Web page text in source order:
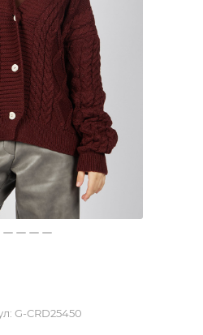
G-CRD25450